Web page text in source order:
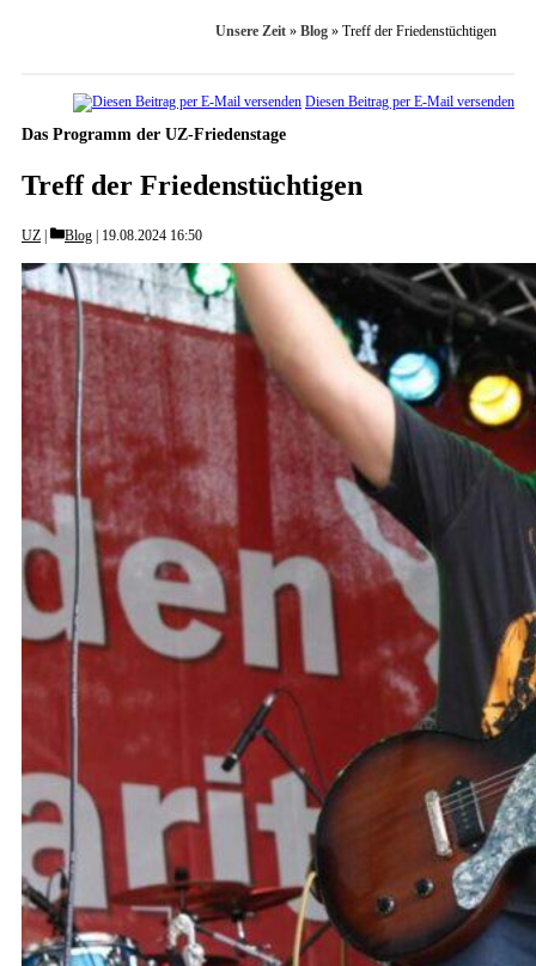
Unsere Zeit » Blog » Treff der Friedenstüchtigen
Diesen Beitrag per E-Mail versenden
Das Programm der UZ-Friedenstage
Treff der Friedenstüchtigen
UZ Categories
Blog 19.08.2024 16:50